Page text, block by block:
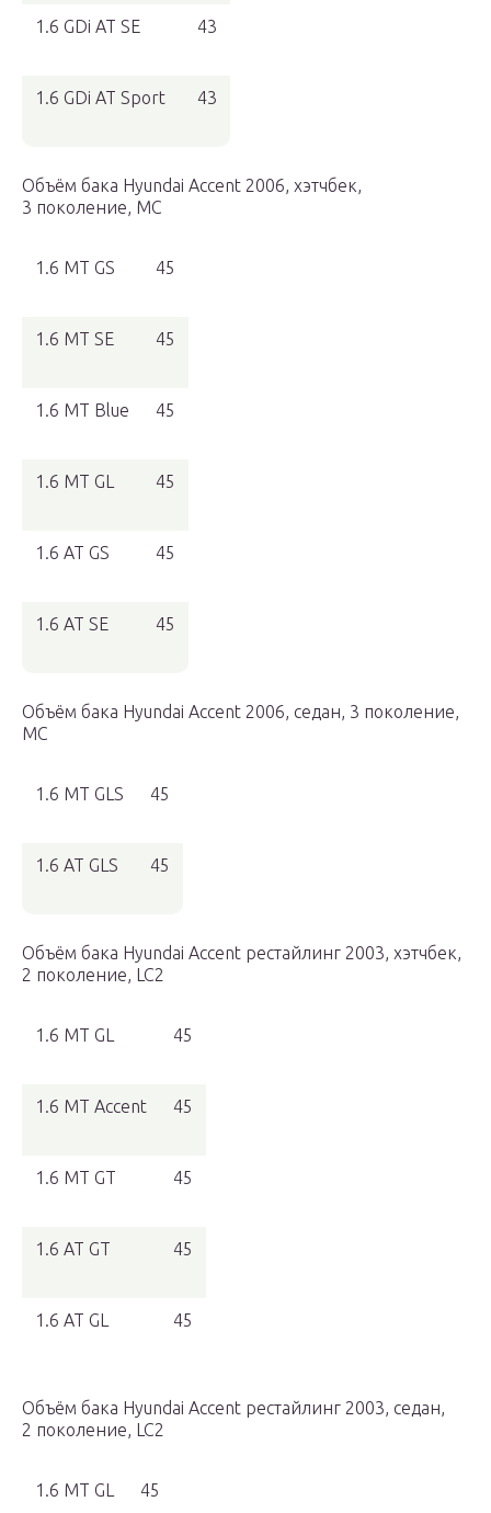
1.6 GDi AT SE 43
1.6 GDi AT Sport 43
Объём бака Hyundai Accent 2006, хэтчбек,
3 поколение, MC
1.6 MT GS 45
1.6 MT SE 45
1.6 MT Blue 45
1.6 MT GL 45
1.6 AT GS 45
1.6 AT SE 45
Объём бака Hyundai Accent 2006, седан, 3 поколение,
MC
1.6 MT GLS 45
1.6 AT GLS 45
Объём бака Hyundai Accent рестайлинг 2003, хэтчбек,
2 поколение, LC2
1.6 MT GL 45
1.6 MT Accent 45
1.6 MT GT 45
1.6 AT GT 45
1.6 AT GL 45
Объём бака Hyundai Accent рестайлинг 2003, седан,
2 поколение, LC2
1.6 MT GL 45